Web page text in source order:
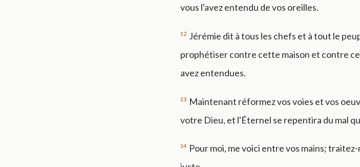
vous l'avez entendu de vos oreilles.
12 Jérémie dit à tous les chefs et à tout le
prophétiser contre cette maison et contre
avez entendues.
13 Maintenant réformez vos voies et vos
votre Dieu, et l'Éternel se repentira du mal
14 Pour moi, me voici entre vos mains;